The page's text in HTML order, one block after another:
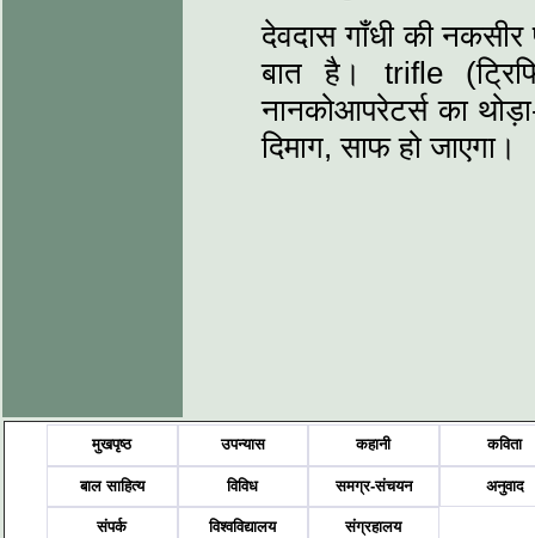
देवदास गाँधी की
बात है। trifle
नानकोआपरेटर्स का
दिमाग, साफ हो जाएगा।
मुखपृष्ठ उपन्यास कहानी कविता
बाल साहित्य विविध समग्र-संचयन अनुवाद
संपर्क विश्वविद्यालय संग्रहालय